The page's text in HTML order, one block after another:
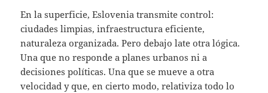
En la superficie, Eslovenia transmite control:
ciudades limpias, infraestructura eficiente,
naturaleza organizada. Pero debajo late otra lógica.
Una que no responde a planes urbanos ni a
decisiones políticas. Una que se mueve a otra
velocidad y que, en cierto modo, relativiza todo lo